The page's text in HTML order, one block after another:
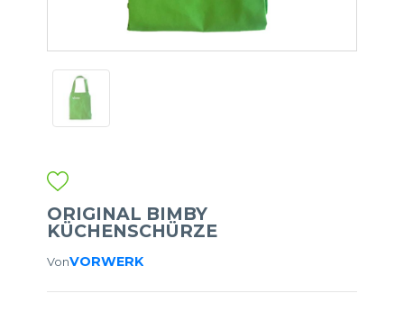
ORIGINAL BIMBY
KÜCHENSCHÜRZE
VonVORWERK